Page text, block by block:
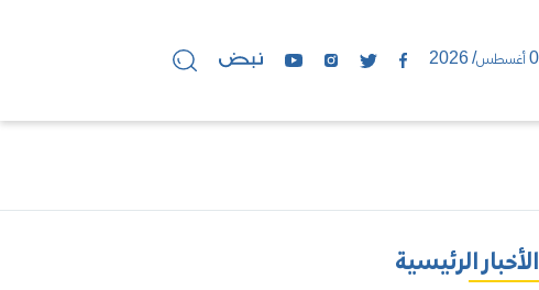
الأخبار الرئيسية